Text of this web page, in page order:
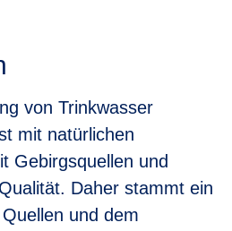
von Trinkwasser
mit natürlichen
Gebirgsquellen und
Daher stammt ein
und dem